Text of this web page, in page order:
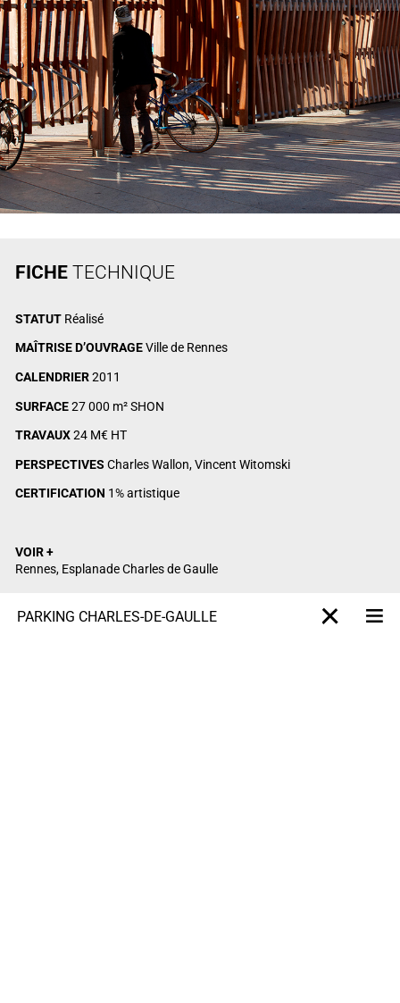
PARKING CHARLES-DE-GAULLE X-projet
FICHETECHNIQUE
STATUT Réalisé
MAÎTRISE D’OUVRAGEVille de Rennes
CALENDRIER2011
SURFACE27 000 m² SHON
TRAVAUX24 M€ HT
PERSPECTIVES Charles Wallon, Vincent Witomski
CERTIFICATION 1% artistique
VOIR +
Rennes, Esplanade Charles de Gaulle